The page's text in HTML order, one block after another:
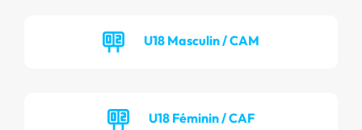
U18 Masculin / CAM
U18 Féminin / CAF